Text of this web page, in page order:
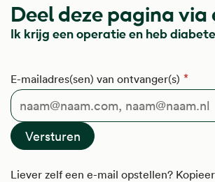
Deel deze pagina
Ik krijg een operatie en heb
E-mailadres(sen) van ontvanger(s)
Liever zelf een e-mail opstellen?